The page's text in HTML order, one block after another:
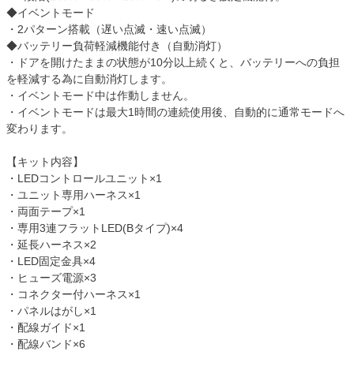
◆イベントモード
・2パターン搭載（遅い点滅・速い点滅）
◆バッテリー負荷軽減機能付き（自動消灯）
・ドアを開けたままの状態が10分以上続くと、バッテリーへの負担
を軽減する為に自動消灯します。
・イベントモード中は作動しません。
・イベントモードは最大1時間の連続使用後、自動的に通常モードへ
変わります。
【キット内容】
・LEDコントロールユニット×1
・ユニット専用ハーネス×1
・両面テープ×1
・専用3連フラットLED(Bタイプ)×4
・延長ハーネス×2
・LED固定金具×4
・ヒューズ電源×3
・コネクター付ハーネス×1
・パネルはがし×1
・配線ガイド×1
・配線バンド×6